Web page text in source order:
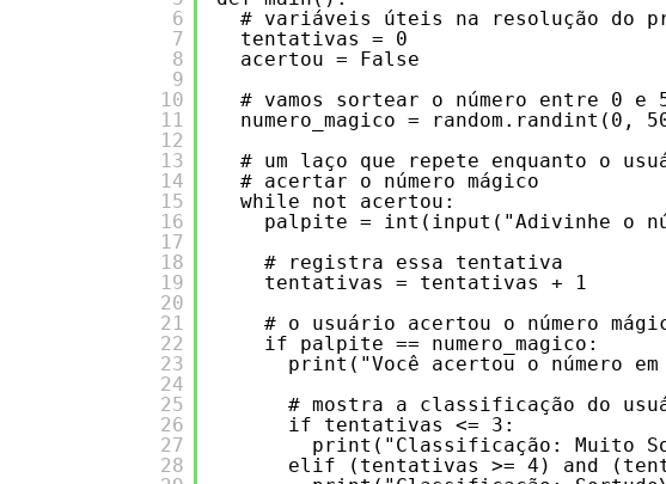
6
7
8
9
10
11
12
13
14
15
16
17
18
19
20
21
22
23
24
25
26
27
28
# variáveis úteis na resolução do
tentativas = 0
acertou = False
# vamos sortear o número entre 0 e
numero_magico = random.randint(0,
# um laço que repete enquanto o
# acertar o número mágico
while not acertou:
palpite = int(input("Adivinhe o
# registra essa tentativa
tentativas = tentativas + 1
# o usuário acertou o número
if palpite == numero_magico:
print("Você acertou o número
# mostra a classificação do
if tentativas <= 3:
print("Classificação: Muito
elif (tentativas >= 4) and